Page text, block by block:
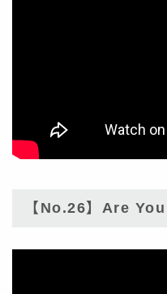
【No.26】Are